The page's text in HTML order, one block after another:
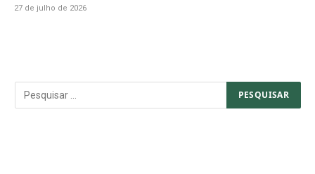
27 de julho de 2026